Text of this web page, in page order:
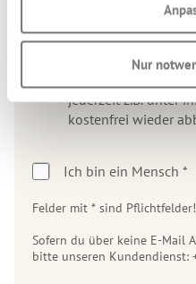
Nur
Ja, ich möchte
Newsletter mit
vielen Neuigkeiten
jederzeit z.B. unter
kostenfrei wieder
Felder mit * sind Pflichtfelder!
Sofern du über keine E-Mail
bitte unseren Kundendienst: